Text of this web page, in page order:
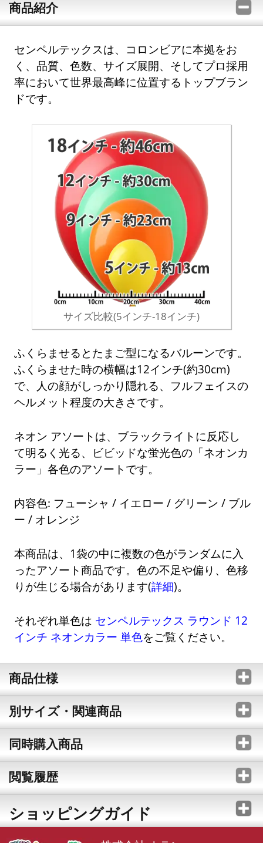
商品紹介
センペルテックスは、コロンビアに本拠をお
く、品質、色数、サイズ展開、そしてプロ採用
率において世界最高峰に位置するトップブラン
ドです。
サイズ比較(5インチ-18インチ)
ふくらませるとたまご型になるバルーンです。
ふくらませた時の横幅は12インチ(約30cm)
で、人の顔がしっかり隠れる、フルフェイスの
ヘルメット程度の大きさです。
ネオン アソートは、ブラックライトに反応し
て明るく光る、ビビッドな蛍光色の「ネオンカ
ラー」各色のアソートです。
内容色: フューシャ / イエロー / グリーン / ブル
ー / オレンジ
本商品は、1袋の中に複数の色がランダムに入
ったアソート商品です。色の不足や偏り、色移
りが生じる場合があります(詳細)。
それぞれ単色は センペルテックス ラウンド 12
インチ ネオンカラー 単色をご覧ください。
商品仕様
別サイズ・関連商品
同時購入商品
閲覧履歴
ショッピングガイド